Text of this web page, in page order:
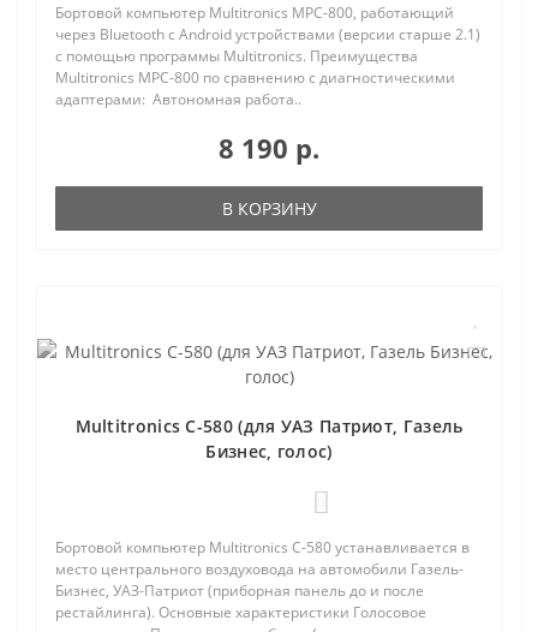
Бортовой компьютер Multitronics MPC-800, работающий
через Bluetooth с Android устройствами (версии старше 2.1)
с помощью программы Multitronics. Преимущества
Multitronics MPC-800 по сравнению с диагностическими
адаптерами: Автономная работа..
8 190 р.
В КОРЗИНУ
Multitronics C-580 (для УАЗ Патриот, Газель
Бизнес, голос)
Бортовой компьютер Multitronics C-580 устанавливается в
место центрального воздуховода на автомобили Газель-
Бизнес, УАЗ-Патриот (приборная панель до и после
рестайлинга). Основные характеристики Голосовое